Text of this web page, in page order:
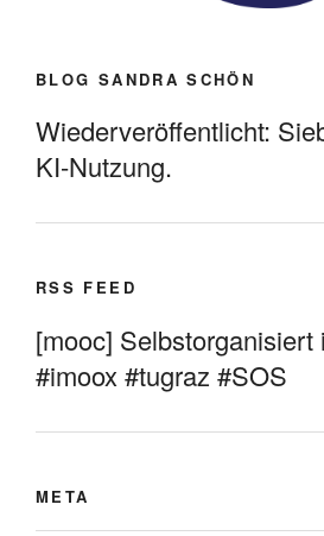
BLOG SANDRA SCHÖN
Wiederveröffentlicht:
KI-Nutzung.
RSS FEED
[mooc] Selbstorganisiert
#imoox #tugraz #SOS
META